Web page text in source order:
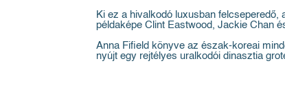
Ki ez a hivalkodó luxusban
példaképe Clint Eastwood, Jackie Chan
Anna Fifield könyve az észak-koreai
nyújt egy rejtélyes uralkodói dinasztia